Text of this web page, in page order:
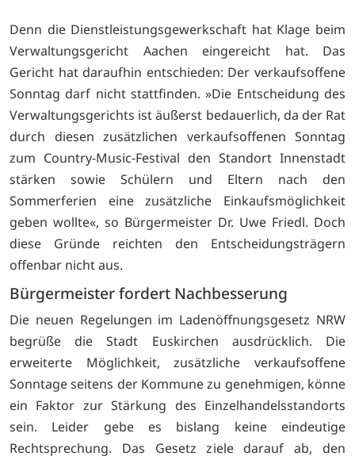
Denn die Dienstleistungsgewerkschaft hat Klage beim
Verwaltungsgericht Aachen eingereicht hat. Das
Gericht hat daraufhin entschieden: Der verkaufsoffene
Sonntag darf nicht stattfinden. »Die Entscheidung des
Verwaltungsgerichts ist äußerst bedauerlich, da der Rat
durch diesen zusätzlichen verkaufsoffenen Sonntag
zum Country-Music-Festival den Standort Innenstadt
stärken sowie Schülern und Eltern nach den
Sommerferien eine zusätzliche Einkaufsmöglichkeit
geben wollte«, so Bürgermeister Dr. Uwe Friedl. Doch
diese Gründe reichten den Entscheidungsträgern
offenbar nicht aus.
Bürgermeister fordert Nachbesserung
Die neuen Regelungen im Ladenöffnungsgesetz NRW
begrüße die Stadt Euskirchen ausdrücklich. Die
erweiterte Möglichkeit, zusätzliche verkaufsoffene
Sonntage seitens der Kommune zu genehmigen, könne
ein Faktor zur Stärkung des Einzelhandelsstandorts
sein. Leider gebe es bislang keine eindeutige
Rechtsprechung. Das Gesetz ziele darauf ab, den